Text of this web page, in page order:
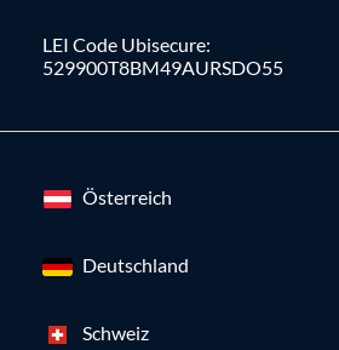
LEI Code Ubisecure:
529900T8BM49AURSDO55
Österreich
Deutschland
Schweiz